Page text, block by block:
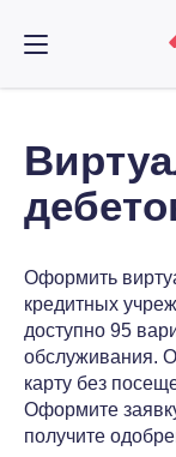
Оформить
кредитных
доступно 95
обслуживания.
карту без
Оформите
получите